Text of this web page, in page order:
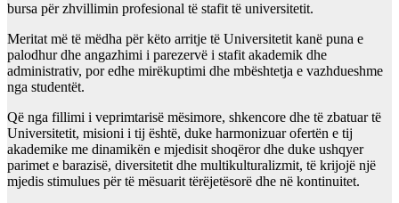
bursa për zhvillimin profesional të stafit të universitetit.
Meritat më të mëdha për këto arritje të Universitetit kanë puna e
palodhur dhe angazhimi i parezervë i stafit akademik dhe
administrativ, por edhe mirëkuptimi dhe mbështetja e vazhdueshme
nga studentët.
Që nga fillimi i veprimtarisë mësimore, shkencore dhe të zbatuar të
Universitetit, misioni i tij është, duke harmonizuar ofertën e tij
akademike me dinamikën e mjedisit shoqëror dhe duke ushqyer
parimet e barazisë, diversitetit dhe multikulturalizmit, të krijojë një
mjedis stimulues për të mësuarit tërëjetësorë dhe në kontinuitet.